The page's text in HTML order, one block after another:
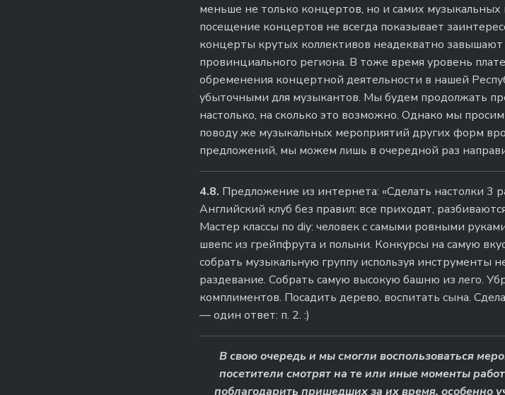
меньше не только концертов, но и самих
посещение концертов не всегда показывает
концерты крутых коллективов неадекватно
провинциального региона. В тоже время уровень
обременения концертной деятельности в нашей
убыточными для музыкантов. Мы будем продолжать
настолько, на сколько это возможно. Однако мы
поводу же музыкальных мероприятий других форм
предложений, мы можем лишь в очередной раз
4.8. Предложение из интернета: «Сделать настолки 3
Английский клуб без правил: все приходят,
Мастер классы по diy: человек с самыми ровными
швепс из грейпфрута и полыни. Конкурсы на самую
собрать музыкальную группу используя инструменты
раздевание. Собрать самую высокую башню из лего.
комплиментов. Посадить дерево, воспитать сына.
— один ответ: п. 2. :)
В свою очередь и мы смогли воспользоваться
посетители смотрят на те или иные моменты
поблагодарить пришедших за их время, особенно